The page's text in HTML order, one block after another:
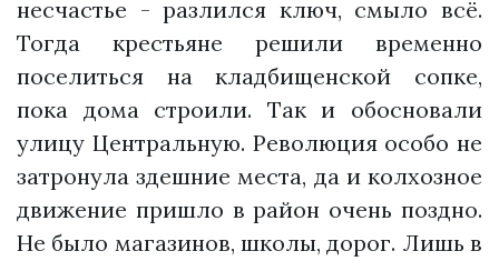
несчастье - разлился ключ, смыло всё.
Тогда крестьяне решили временно
поселиться на кладбищенской сопке,
пока дома строили. Так и обосновали
улицу Центральную. Революция особо не
затронула здешние места, да и колхозное
движение пришло в район очень поздно.
Не было магазинов, школы, дорог. Лишь в